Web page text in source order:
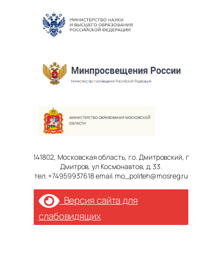
141802, Московская область, г.о. Дмитровский, г
Дмитров, ул Космонавтов, д. 33.
тел. +74959937618 email. mo_politeh@mosreg.ru
Версия сайта для
слабовидящих